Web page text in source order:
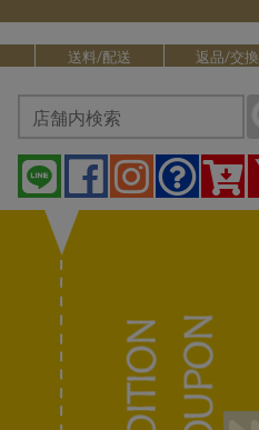
送料/配送 返品/交換